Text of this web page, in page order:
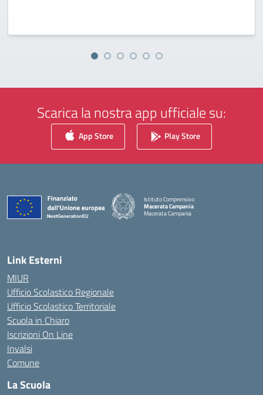
Scarica la nostra app ufficiale su:
App Store Play Store
Istituto Comprensivo
Macerata Campania
Macerata Campania
— Visita la pagina iniziale della scuola
Link Esterni
MIUR
Ufficio Scolastico Regionale
Ufficio Scolastico Territoriale
Scuola in Chiaro
Iscrizioni On Line
Invalsi
Comune
La Scuola